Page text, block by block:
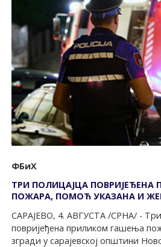
ФБиХ
ТРИ ПОЛИЦАЈЦА ПОВРИЈЕЂЕНА
ПОЖАРА, ПОМОЋ УКАЗАНА И
САРАЈЕВО, 4. АВГУСТА /СРНА/ - Три
повријеђена приликом гашења
згради у сарајевској општини